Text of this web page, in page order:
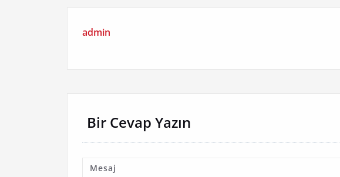
admin
Bir Cevap Yazın